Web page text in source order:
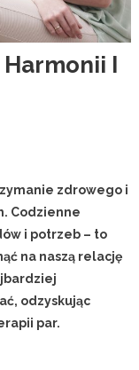
I
zdrowego i
Codzienne
i potrzeb – to
na naszą relację
odzyskując
par.